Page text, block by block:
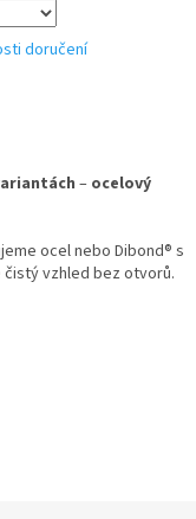
doručení
– ocelový
ocel nebo Dibond® s
čistý vzhled bez otvorů.